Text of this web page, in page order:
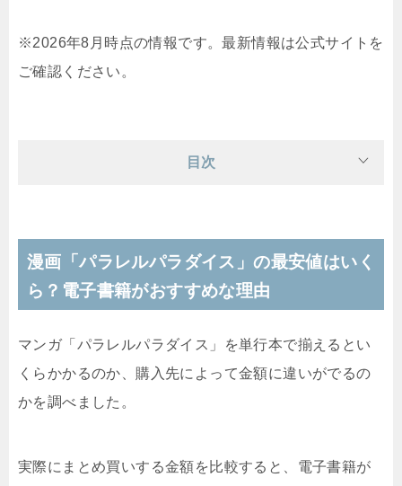
※2026年8月時点の情報です。最新情報は公式サイトを
ご確認ください。
目次
漫画「パラレルパラダイス」の最安値はいく
ら？電子書籍がおすすめな理由
マンガ「パラレルパラダイス」を単行本で揃えるとい
くらかかるのか、購入先によって金額に違いがでるの
かを調べました。
実際にまとめ買いする金額を比較すると、電子書籍が